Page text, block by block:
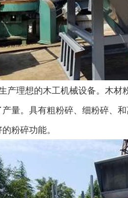
产理想的木工机械设备。木
量。具有粗粉碎、细粉碎、
粉碎功能。